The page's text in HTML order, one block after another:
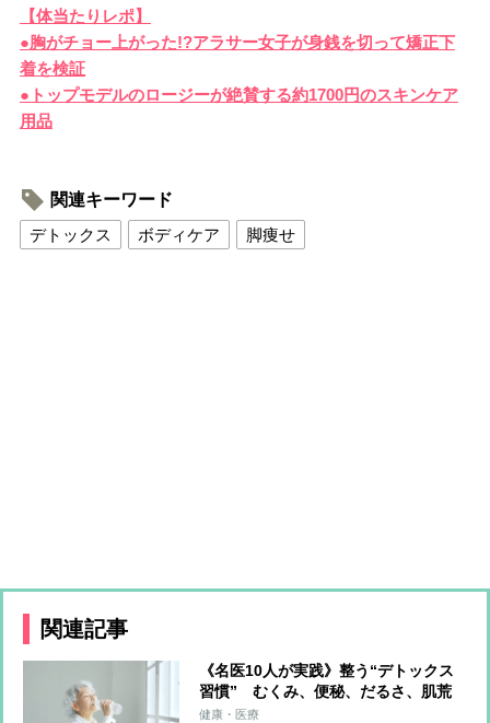
【体当たりレポ】
●胸がチョー上がった!?アラサー女子が身銭を切って矯正下
着を検証
●トップモデルのロージーが絶賛する約1700円のスキンケア
用品
関連キーワード
デトックス
ボディケア 脚痩せ
関連記事
《名医10人が実践》整う“デトックス
習慣” むくみ、便秘、だるさ、肌荒
れを一掃する食・運動・入浴・生活習
健康・医療